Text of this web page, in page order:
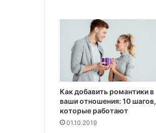
в
п
о
д
Как добавить романтики в
ваши отношения: 10 шагов,
которые работают
01.10.2019